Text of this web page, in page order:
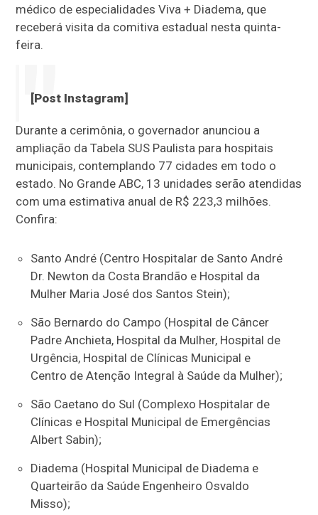
médico de especialidades Viva + Diadema, que
receberá visita da comitiva estadual nesta quinta-
feira.
[Post Instagram]
Durante a cerimônia, o governador anunciou a
ampliação da Tabela SUS Paulista para hospitais
municipais, contemplando 77 cidades em todo o
estado. No Grande ABC, 13 unidades serão atendidas
com uma estimativa anual de R$ 223,3 milhões.
Confira:
Santo André (Centro Hospitalar de Santo André
Dr. Newton da Costa Brandão e Hospital da
Mulher Maria José dos Santos Stein);
São Bernardo do Campo (Hospital de Câncer
Padre Anchieta, Hospital da Mulher, Hospital de
Urgência, Hospital de Clínicas Municipal e
Centro de Atenção Integral à Saúde da Mulher);
São Caetano do Sul (Complexo Hospitalar de
Clínicas e Hospital Municipal de Emergências
Albert Sabin);
Diadema (Hospital Municipal de Diadema e
Quarteirão da Saúde Engenheiro Osvaldo
Misso);